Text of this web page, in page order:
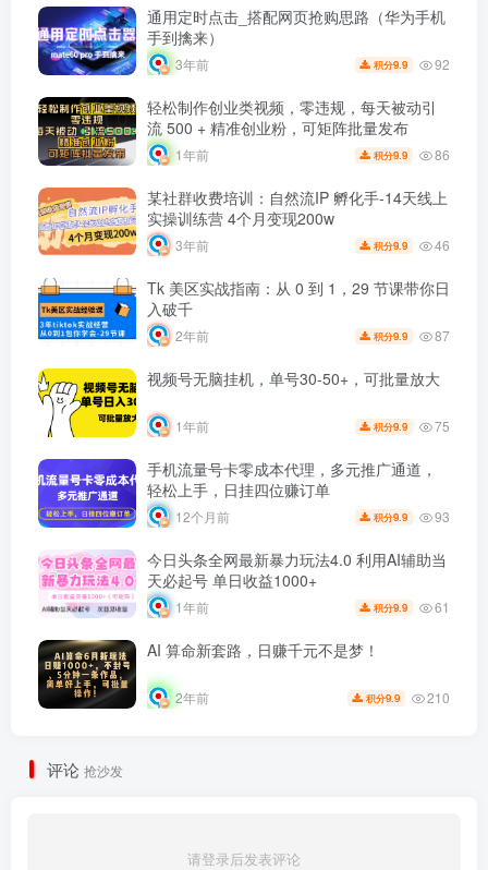
通用定时点击_搭配网页抢购思路（华为手机
手到擒来）
3年前 积分9.9 92
轻松制作创业类视频，零违规，每天被动引
流 500 + 精准创业粉，可矩阵批量发布
1年前 积分9.9 86
某社群收费培训：自然流IP 孵化手-14天线上
实操训练营 4个月变现200w
3年前 积分9.9 46
Tk 美区实战指南：从 0 到 1，29 节课带你日
入破千
2年前 积分9.9 87
视频号无脑挂机，单号30-50+，可批量放大
1年前 积分9.9 75
手机流量号卡零成本代理，多元推广通道，
轻松上手，日挂四位赚订单
12个月前 积分9.9 93
今日头条全网最新暴力玩法4.0 利用AI辅助当
天必起号 单日收益1000+
1年前 积分9.9 61
AI 算命新套路，日赚千元不是梦！
2年前 积分9.9 210
评论 抢沙发
请登录后发表评论